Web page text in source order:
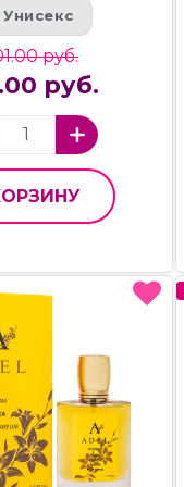
Унисекс
руб.
руб.